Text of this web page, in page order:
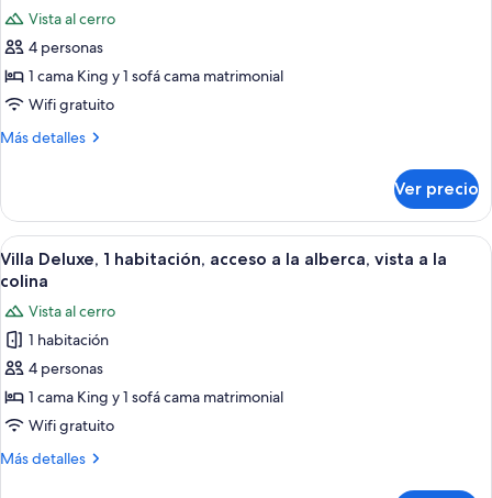
fotos
de
Villa
Deluxe,
1
acceso
para
personas
discapacitadas,
vista
a
la
colina
Vista al cerro
4 personas
1 cama King y 1 sofá cama matrimonial
Wifi gratuito
Más detalles
Más
Deluxe,
habitación,
con
para
personas
discapacitadas,
vista
a
colina
Ver precio
Abrir
todas
fotos
de
Villa
Deluxe,
1
habitación,
Una casa moderna con una terraza
10
Villa Deluxe, 1 habitación, acceso a la alberca, vista a la
colina
Vista al cerro
1 habitación
4 personas
1 cama King y 1 sofá cama matrimonial
Wifi gratuito
Más detalles
Más